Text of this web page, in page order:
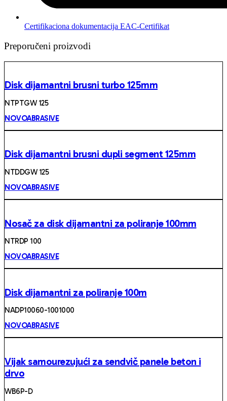
Certifikaciona dokumentacija EAC-Certifikat
Preporučeni proizvodi
Disk dijamantni brusni turbo 125mm
NTPTGW 125
NOVOABRASIVE
Disk dijamantni brusni dupli segment 125mm
NTDDGW 125
NOVOABRASIVE
Nosač za disk dijamantni za poliranje 100mm
NTRDP 100
NOVOABRASIVE
Disk dijamantni za poliranje 100m
NADP10060-1001000
NOVOABRASIVE
Vijak samourezujući za sendvič panele beton i
drvo
WB6P-D